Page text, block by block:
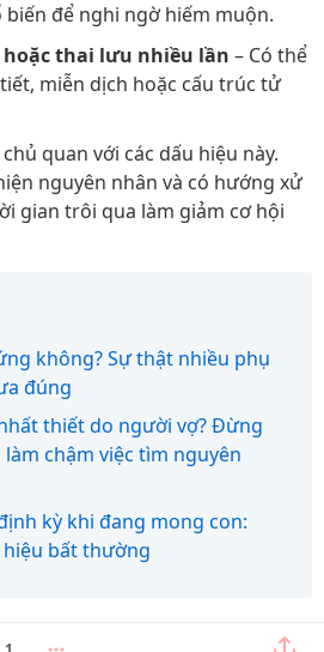
biến để nghi ngờ hiếm muộn.
hoặc thai lưu nhiều lần – Có thể
miễn dịch hoặc cấu trúc tử
quan với các dấu hiệu này.
nguyên nhân và có hướng xử
gian trôi qua làm giảm cơ hội
không? Sự thật nhiều phụ
đúng
thiết do người vợ? Đừng
chậm việc tìm nguyên
kỳ khi đang mong con:
bất thường